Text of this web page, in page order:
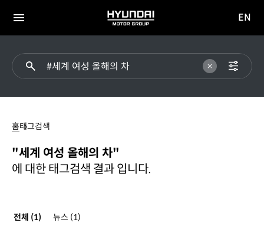
전체
HYUNDAI
MOTOR
이동
EN
여성홈태그검색
"세계 여성 올해의 차"
에 대한 태그검색 결과 입니다.
전체 (1) 뉴스 (1)